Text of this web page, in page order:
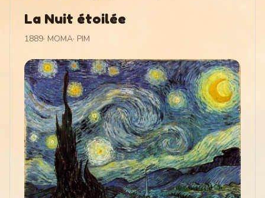
La Nuit étoilée
1889· MOMA· PIM